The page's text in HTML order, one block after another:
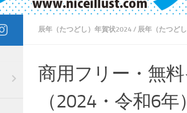
辰年（たつどし）年賀状2024/ 辰年（たつどし
商用フリー・無
（2024・令和6